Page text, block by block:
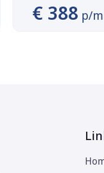
€ 388 p/m